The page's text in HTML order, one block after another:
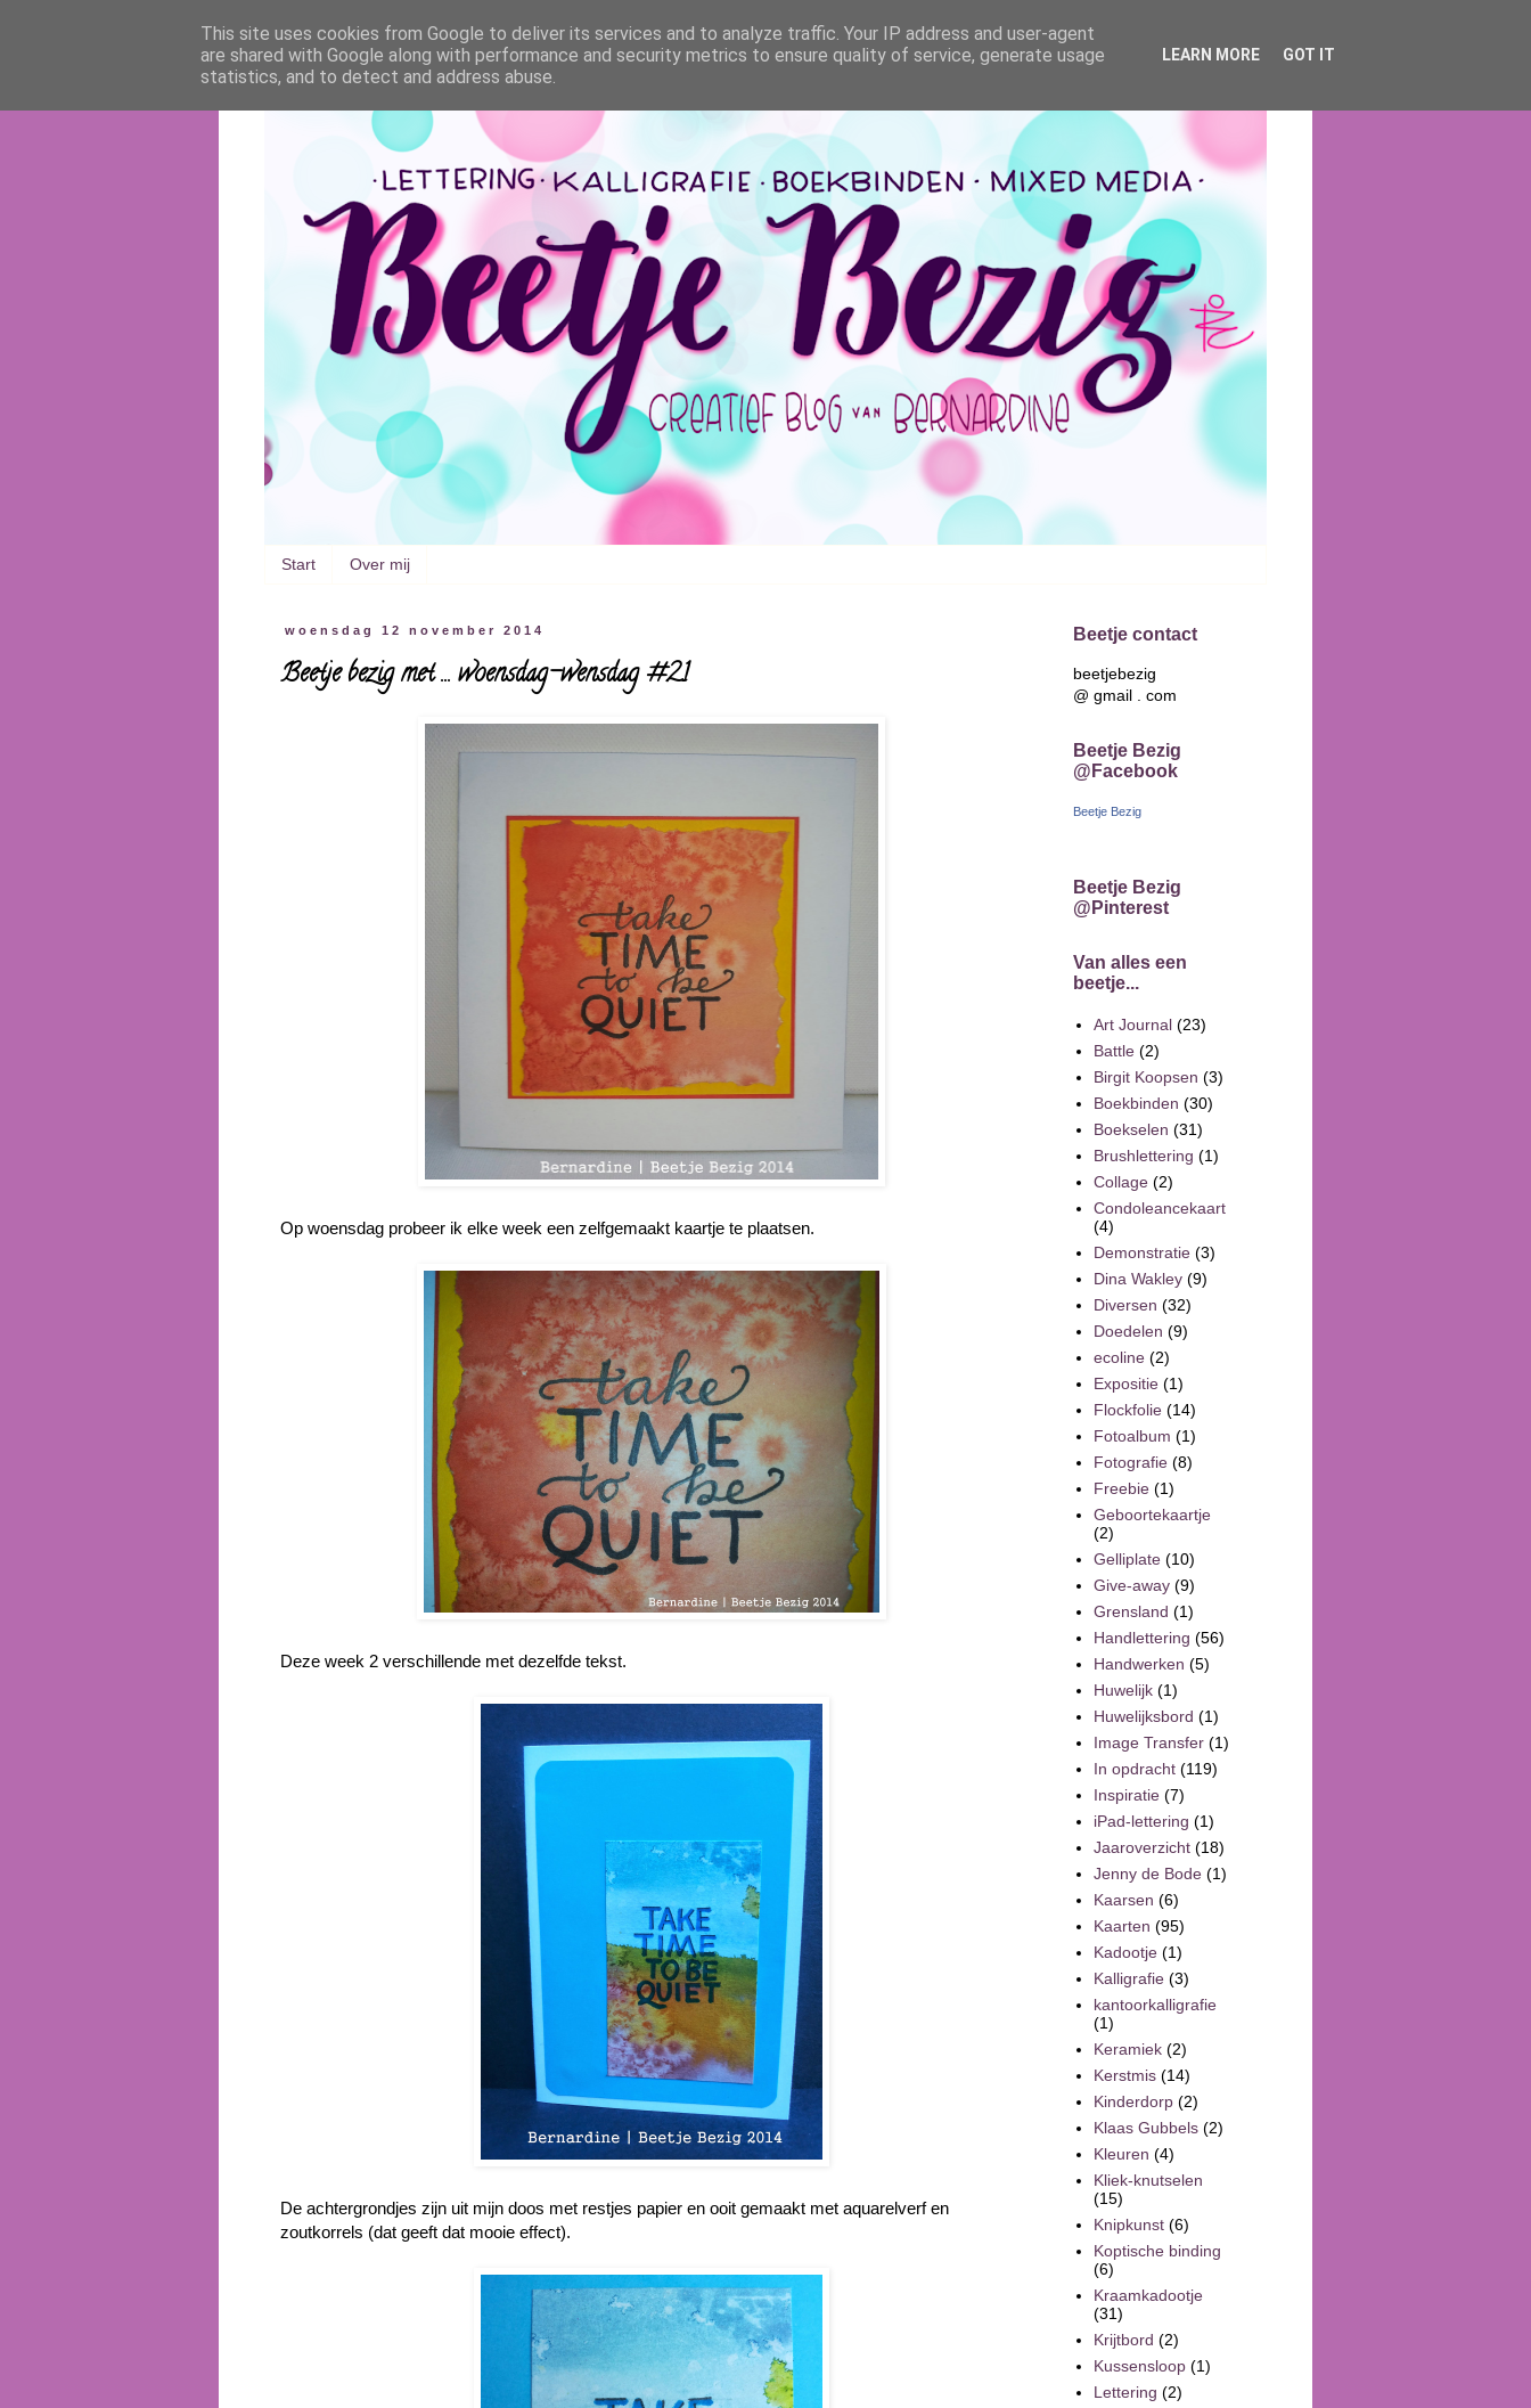
Start Over mij
woensdag 12 november 2014
Beetje bezig met ... woensdag-wensdag #21
Op woensdag probeer ik elke week een zelfgemaakt kaartje te plaatsen.
Deze week 2 verschillende met dezelfde tekst.
De achtergrondjes zijn uit mijn doos met restjes papier en ooit gemaakt met aquarelverf en
zoutkorrels (dat geeft dat mooie effect).
Beetje contact
beetjebezig
@ gmail . com
Beetje Bezig
@Facebook
Beetje Bezig
Beetje Bezig
@Pinterest
Van alles een
beetje...
Art Journal (23)
Battle (2)
Birgit Koopsen (3)
Boekbinden (30)
Boekselen (31)
Brushlettering (1)
Collage (2)
Condoleancekaart
(4)
Demonstratie (3)
Dina Wakley (9)
Diversen (32)
Doedelen (9)
ecoline (2)
Expositie (1)
Flockfolie (14)
Fotoalbum (1)
Fotografie (8)
Freebie (1)
Geboortekaartje
(2)
Gelliplate (10)
Give-away (9)
Grensland (1)
Handlettering (56)
Handwerken (5)
Huwelijk (1)
Huwelijksbord (1)
Image Transfer (1)
In opdracht (119)
Inspiratie (7)
iPad-lettering (1)
Jaaroverzicht (18)
Jenny de Bode (1)
Kaarsen (6)
Kaarten (95)
Kadootje (1)
Kalligrafie (3)
kantoorkalligrafie
(1)
Keramiek (2)
Kerstmis (14)
Kinderdorp (2)
Klaas Gubbels (2)
Kleuren (4)
Kliek-knutselen
(15)
Knipkunst (6)
Koptische binding
(6)
Kraamkadootje
(31)
Krijtbord (2)
Kussensloop (1)
Lettering (2)
This site uses cookies from Google to deliver its services and to analyze traffic. Your IP address and user-agent
are shared with Google along with performance and security metrics to ensure quality of service, generate usage
statistics, and to detect and address abuse.
LEARN MORE GOT IT